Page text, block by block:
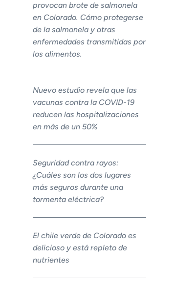
provocan brote de salmonela
en Colorado. Cómo protegerse
de la salmonela y otras
enfermedades transmitidas por
los alimentos.
Nuevo estudio revela que las
vacunas contra la COVID-19
reducen las hospitalizaciones
en más de un 50%
Seguridad contra rayos:
¿Cuáles son los dos lugares
más seguros durante una
tormenta eléctrica?
El chile verde de Colorado es
delicioso y está repleto de
nutrientes